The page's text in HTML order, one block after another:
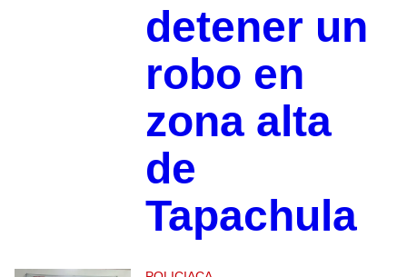
detener un
robo en
zona alta
de
Tapachula